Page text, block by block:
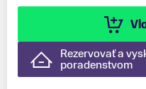
Rezervovať a
poradenstvom